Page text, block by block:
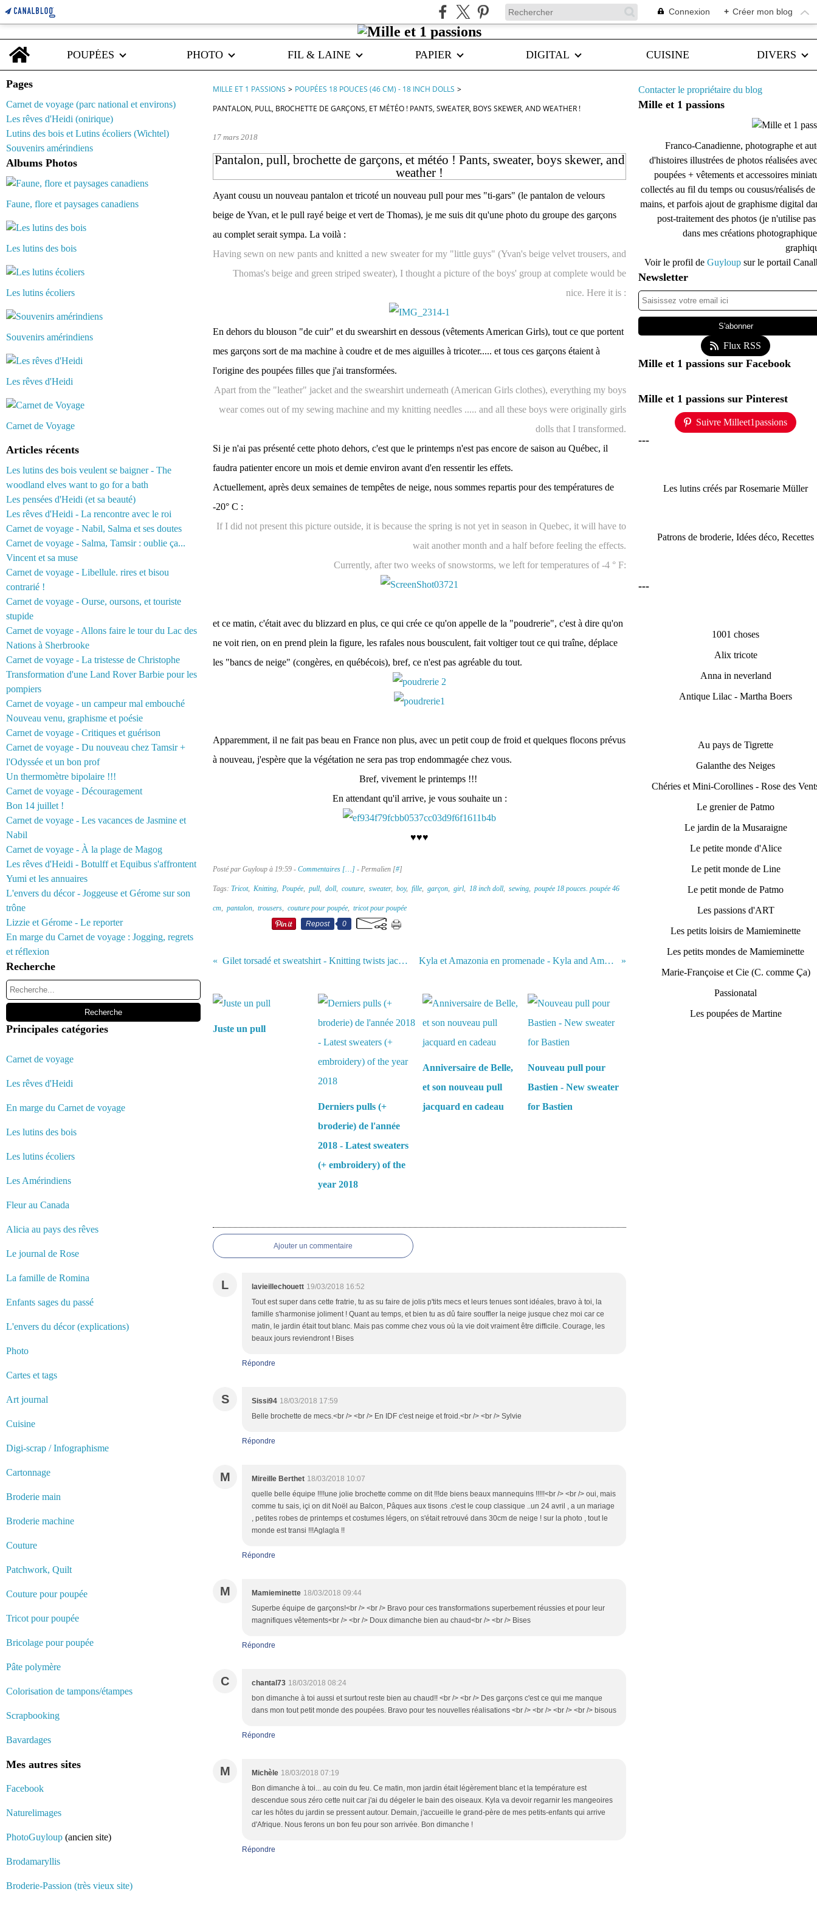
Connexion + Créer mon blog
Home
POUPÉES
PHOTO FIL & LAINE PAPIER DIGITAL CUISINE DIVERS
Pages
Carnet de voyage (parc national et environs)
Les rêves d'Heidi (onirique)
Lutins des bois et Lutins écoliers (Wichtel)
Souvenirs amérindiens
Albums Photos
Faune, flore et paysages canadiens
Les lutins des bois
Les lutins écoliers
Souvenirs amérindiens
Les rêves d'Heidi
Carnet de Voyage
Articles récents
Les lutins des bois veulent se baigner - The
woodland elves want to go for a bath
Les pensées d'Heidi (et sa beauté)
Les rêves d'Heidi - La rencontre avec le roi
Carnet de voyage - Nabil, Salma et ses doutes
Carnet de voyage - Salma, Tamsir : oublie ça...
Vincent et sa muse
Carnet de voyage - Libellule. rires et bisou
contrarié !
Carnet de voyage - Ourse, oursons, et touriste
stupide
Carnet de voyage - Allons faire le tour du Lac des
Nations à Sherbrooke
Carnet de voyage - La tristesse de Christophe
Transformation d'une Land Rover Barbie pour les
pompiers
Carnet de voyage - un campeur mal embouché
Nouveau venu, graphisme et poésie
Carnet de voyage - Critiques et guérison
Carnet de voyage - Du nouveau chez Tamsir +
l'Odyssée et un bon prof
Un thermomètre bipolaire !!!
Carnet de voyage - Découragement
Bon 14 juillet !
Carnet de voyage - Les vacances de Jasmine et
Nabil
Carnet de voyage - À la plage de Magog
Les rêves d'Heidi - Botulff et Equibus s'affrontent
Yumi et les annuaires
L'envers du décor - Joggeuse et Gérome sur son
trône
Lizzie et Gérome - Le reporter
En marge du Carnet de voyage : Jogging, regrets
et réflexion
Recherche
Principales catégories
Carnet de voyage
Les rêves d'Heidi
En marge du Carnet de voyage
Les lutins des bois
Les lutins écoliers
Les Amérindiens
Fleur au Canada
Alicia au pays des rêves
Le journal de Rose
La famille de Romina
Enfants sages du passé
L'envers du décor (explications)
Photo
Cartes et tags
Art journal
Cuisine
Digi-scrap / Infographisme
Cartonnage
Broderie main
Broderie machine
Couture
Patchwork, Quilt
Couture pour poupée
Tricot pour poupée
Bricolage pour poupée
Pâte polymère
Colorisation de tampons/étampes
Scrapbooking
Bavardages
Mes autres sites
Facebook
Naturelimages
PhotoGuyloup (ancien site)
Brodamaryllis
Broderie-Passion (très vieux site)
MILLE ET 1 PASSIONS > POUPÉES 18 POUCES (46 CM) - 18 INCH DOLLS >
PANTALON, PULL, BROCHETTE DE GARÇONS, ET MÉTÉO ! PANTS, SWEATER, BOYS SKEWER, AND WEATHER !
17 mars 2018
Pantalon, pull, brochette de garçons, et météo ! Pants, sweater, boys skewer, and
weather !
Ayant cousu un nouveau pantalon et tricoté un nouveau pull pour mes "ti-gars" (le pantalon de velours
beige de Yvan, et le pull rayé beige et vert de Thomas), je me suis dit qu'une photo du groupe des garçons
au complet serait sympa. La voilà :
Having sewn on new pants and knitted a new sweater for my "little guys" (Yvan's beige velvet trousers, and
Thomas's beige and green striped sweater), I thought a picture of the boys' group at complete would be
nice. Here it is :
En dehors du blouson "de cuir" et du swearshirt en dessous (vêtements American Girls), tout ce que portent
mes garçons sort de ma machine à coudre et de mes aiguilles à tricoter..... et tous ces garçons étaient à
l'origine des poupées filles que j'ai transformées.
Apart from the "leather" jacket and the swearshirt underneath (American Girls clothes), everything my boys
wear comes out of my sewing machine and my knitting needles ..... and all these boys were originally girls
dolls that I transformed.
Si je n'ai pas présenté cette photo dehors, c'est que le printemps n'est pas encore de saison au Québec, il
faudra patienter encore un mois et demie environ avant d'en ressentir les effets.
Actuellement, après deux semaines de tempêtes de neige, nous sommes repartis pour des températures de
-20° C :
If I did not present this picture outside, it is because the spring is not yet in season in Quebec, it will have to
wait another month and a half before feeling the effects.
Currently, after two weeks of snowstorms, we left for temperatures of -4 ° F:
et ce matin, c'était avec du blizzard en plus, ce qui crée ce qu'on appelle de la "poudrerie", c'est à dire qu'on
ne voit rien, on en prend plein la figure, les rafales nous bousculent, fait voltiger tout ce qui traîne, déplace
les "bancs de neige" (congères, en québécois), bref, ce n'est pas agréable du tout.
Apparemment, il ne fait pas beau en France non plus, avec un petit coup de froid et quelques flocons prévus
à nouveau, j'espère que la végétation ne sera pas trop endommagée chez vous.
Bref, vivement le printemps !!!
En attendant qu'il arrive, je vous souhaite un :
♥♥♥
Posté par Guyloup à 19:59 - Commentaires […] - Permalien [#]
Tags: Tricot, Knitting, Poupée, pull, doll, couture, sweater, boy, fille, garçon, girl, 18 inch doll, sewing, poupée 18 pouces. poupée 46
cm, pantalon, trousers, couture pour poupée, tricot pour poupée
Repost
0
Gilet torsadé et sweatshirt - Knitting twists jacket and sweatshirt Kyla et Amazonia en promenade - Kyla and Amazonia horse-riding
Juste un pull
Derniers pulls (+
broderie) de l'année
2018 - Latest sweaters
(+ embroidery) of the
year 2018
Anniversaire de Belle,
et son nouveau pull
jacquard en cadeau
Nouveau pull pour
Bastien - New sweater
for Bastien
Ajouter un commentaire
L lavieillechouett 19/03/2018 16:52
Tout est super dans cette fratrie, tu as su faire de jolis p'tits mecs et leurs tenues sont idéales, bravo à toi, la
famille s'harmonise joliment ! Quant au temps, et bien tu as dû faire souffler la neige jusque chez moi car ce
matin, le jardin était tout blanc. Mais pas comme chez vous où la vie doit vraiment être difficile. Courage, les
beaux jours reviendront ! Bises
Répondre
S Sissi94 18/03/2018 17:59
Belle brochette de mecs.<br /> <br /> En IDF c'est neige et froid.<br /> <br /> Sylvie
Répondre
M Mireille Berthet 18/03/2018 10:07
quelle belle équipe !!!!une jolie brochette comme on dit !!!de biens beaux mannequins !!!!!<br /> <br /> oui, mais
comme tu sais, içi on dit Noël au Balcon, Pâques aux tisons .c'est le coup classique ..un 24 avril , a un mariage
, petites robes de printemps et costumes légers, on s'était retrouvé dans 30cm de neige ! sur la photo , tout le
monde est transi !!!Aglagla !!
Répondre
M Mamieminette 18/03/2018 09:44
Superbe équipe de garçons!<br /> <br /> Bravo pour ces transformations superbement réussies et pour leur
magnifiques vêtements<br /> <br /> Doux dimanche bien au chaud<br /> <br /> Bises
Répondre
C chantal73 18/03/2018 08:24
bon dimanche à toi aussi et surtout reste bien au chaud!! <br /> <br /> Des garçons c'est ce qui me manque
dans mon tout petit monde des poupées. Bravo pour tes nouvelles réalisations <br /> <br /> <br /> <br /> bisous
Répondre
M Michèle 18/03/2018 07:19
Bon dimanche à toi... au coin du feu. Ce matin, mon jardin était légèrement blanc et la température est
descendue sous zéro cette nuit car j'ai du dégeler le bain des oiseaux. Kyla va devoir regarnir les mangeoires
car les hôtes du jardin se pressent autour. Demain, j'accueille le grand-père de mes petits-enfants qui arrive
d'Afrique. Nous ferons un bon feu pour son arrivée. Bon dimanche !
Répondre
Contacter le propriétaire du blog
Mille et 1 passions
Franco-Canadienne, photographe et
d'histoires illustrées de photos réalisées
poupées + vêtements et accessoires
collectés au fil du temps ou cousus/réalisés de
mains, et parfois ajout de graphisme digital
post-traitement des photos (je n'utilise
dans mes créations
Voir le profil de Guyloup sur le portail
Newsletter
Flux RSS
Mille et 1 passions sur Facebook
Mille et 1 passions sur Pinterest
Suivre Milleet1passions
---
Les lutins créés par Rosemarie Müller
Patrons de broderie, Idées déco, Recettes
---
1001 choses
Alix tricote
Anna in neverland
Antique Lilac - Martha Boers
Au pays de Tigrette
Galanthe des Neiges
Chéries et Mini-Corollines - Rose des
Le grenier de Patmo
Le jardin de la Musaraigne
Le petite monde d'Alice
Le petit monde de Line
Le petit monde de Patmo
Les passions d'ART
Les petits loisirs de Mamieminette
Les petits mondes de Mamieminette
Marie-Françoise et Cie (C. comme Ça)
Passionatal
Les poupées de Martine